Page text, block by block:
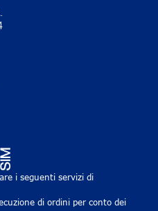
i seguenti servizi di
di ordini per conto dei